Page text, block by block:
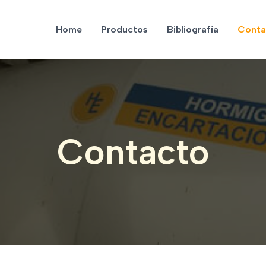
Home Productos Bibliografía
Contacto